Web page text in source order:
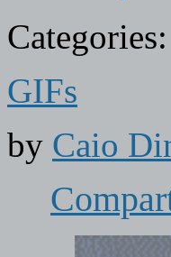
Categories:
GIFs
by Caio